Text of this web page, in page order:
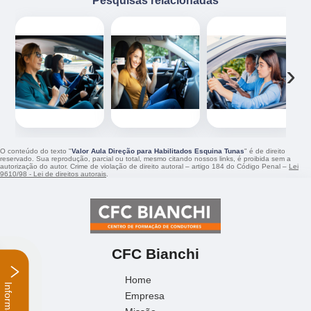
‹ ›
reservado. Sua reprodução, parcial ou total, mesmo citando nossos links, é proibida sem a
autorização do autor. Crime de violação de direito autoral – artigo 184 do Código Penal –
9610/98 - Lei de direitos autorais.
Empresa
Missão